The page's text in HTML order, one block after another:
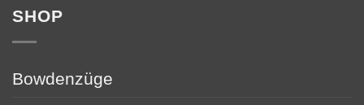
SHOP
Bowdenzüge